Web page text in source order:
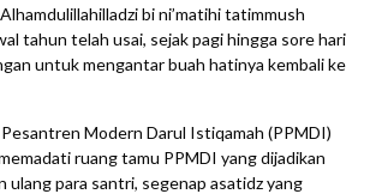
bi ni’matihi tatimmush
tahun telah usai, sejak pagi hingga sore hari
untuk mengantar buah hatinya kembali ke
Modern Darul Istiqamah (PPMDI)
ruang tamu PPMDI yang dijadikan
para santri, segenap asatidz yang